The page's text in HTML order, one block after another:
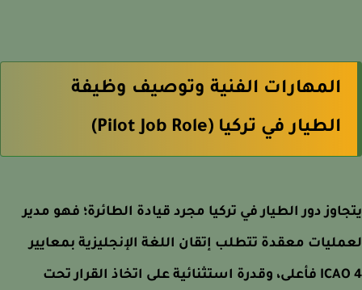
المهارات الفنية وتوصيف وظيفة
الطيار في تركيا (Pilot Job Role)
دور الطيار في تركيا مجرد قيادة الطائرة؛ فهو مدير
معقدة تتطلب إتقان اللغة الإنجليزية بمعايير
ICAO 4 فأعلى، وقدرة استثنائية على اتخاذ القرار تحت